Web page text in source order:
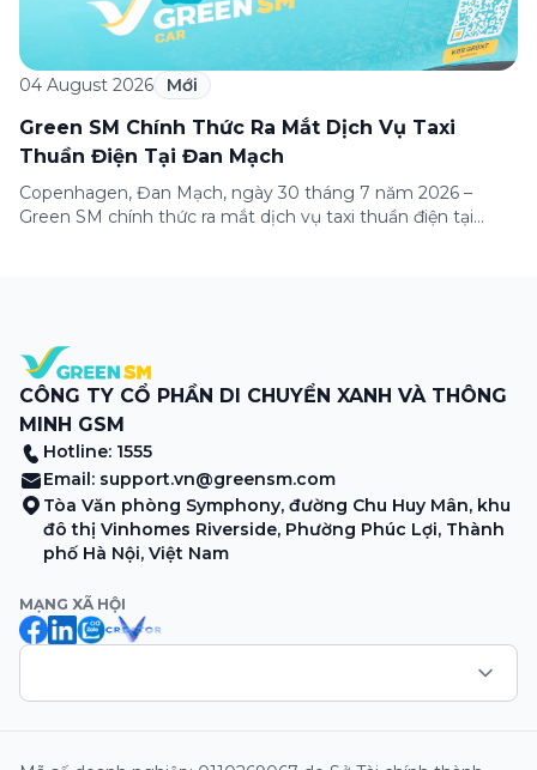
04 August 2026 Mới
Green SM Chính Thức Ra Mắt Dịch Vụ Taxi
Thuần Điện Tại Đan Mạch
Copenhagen, Đan Mạch, ngày 30 tháng 7 năm 2026 –
Green SM chính thức ra mắt dịch vụ taxi thuần điện tại
CÔNG TY CỔ PHẦN DI CHUYỂN XANH VÀ THÔNG
MINH GSM
Hotline: 1555
Email: support.vn@greensm.com
Tòa Văn phòng Symphony, đường Chu Huy Mân, khu
đô thị Vinhomes Riverside, Phường Phúc Lợi, Thành
phố Hà Nội, Việt Nam
MẠNG XÃ HỘI